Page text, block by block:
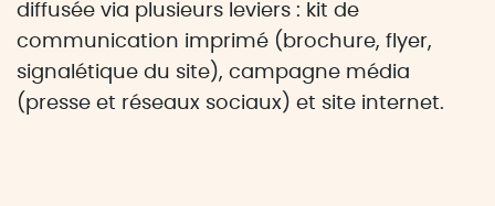
diffusée via plusieurs leviers : kit de
communication imprimé (brochure, flyer,
signalétique du site), campagne média
(presse et réseaux sociaux) et site internet.